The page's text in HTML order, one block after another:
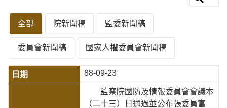
全部 院新聞稿 監委新聞稿
委員會新聞稿 國家人權委員會新聞稿
88-09-23
監察院國防及情報委員會會議本
（二十三）日通過並公布張委員富